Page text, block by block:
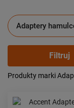
Adaptery
Popularność:
Produkty marki